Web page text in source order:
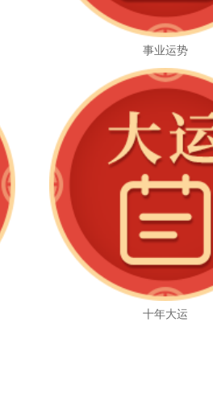
事业运势
十年大运